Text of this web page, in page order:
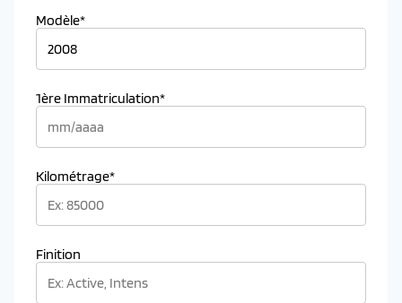
Modèle*
1ère Immatriculation*
Kilométrage*
Finition